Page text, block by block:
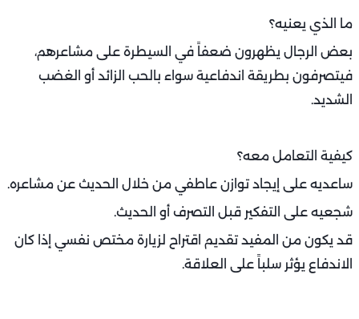
ما الذي يعنيه؟
بعض الرجال يظهرون ضعفاً في السيطرة على مشاعرهم،
فيتصرفون بطريقة اندفاعية سواء بالحب الزائد أو الغضب
الشديد.
كيفية التعامل معه؟
ساعديه على إيجاد توازن عاطفي من خلال الحديث عن مشاعره.
شجعيه على التفكير قبل التصرف أو الحديث.
قد يكون من المفيد تقديم اقتراح لزيارة مختص نفسي إذا كان
الاندفاع يؤثر سلباً على العلاقة.